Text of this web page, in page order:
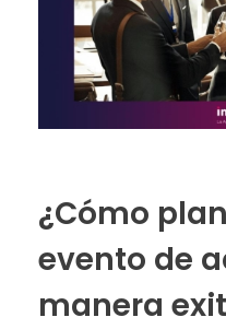
¿Cómo
evento de
manera